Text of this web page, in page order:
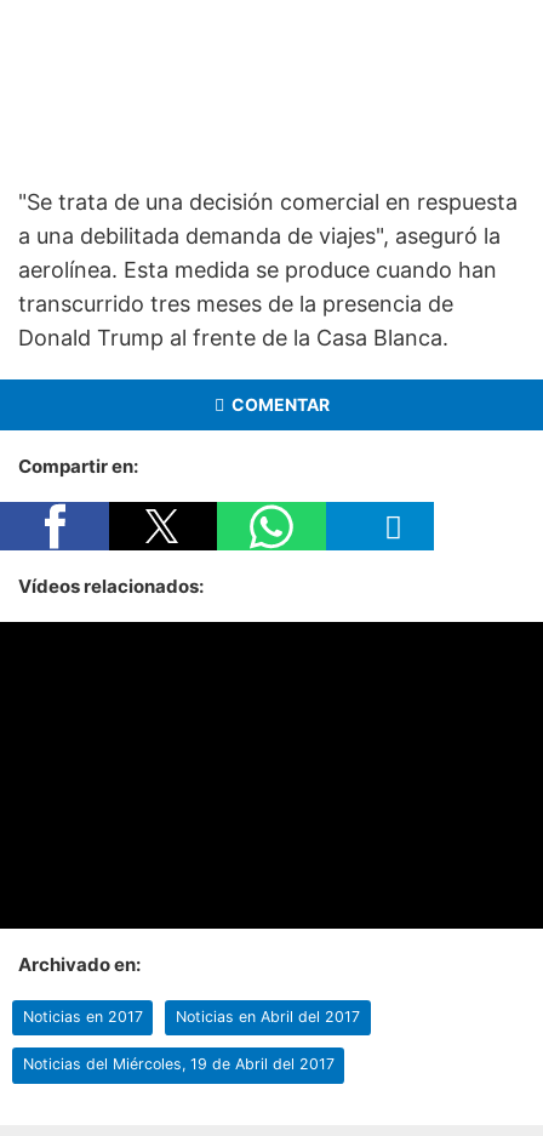
"Se trata de una decisión comercial en respuesta
a una debilitada demanda de viajes", aseguró la
aerolínea. Esta medida se produce cuando han
transcurrido tres meses de la presencia de
Donald Trump al frente de la Casa Blanca.
COMENTAR
Compartir en:
Vídeos relacionados:
Archivado en:
Noticias en 2017 Noticias en Abril del 2017
Noticias del Miércoles, 19 de Abril del 2017